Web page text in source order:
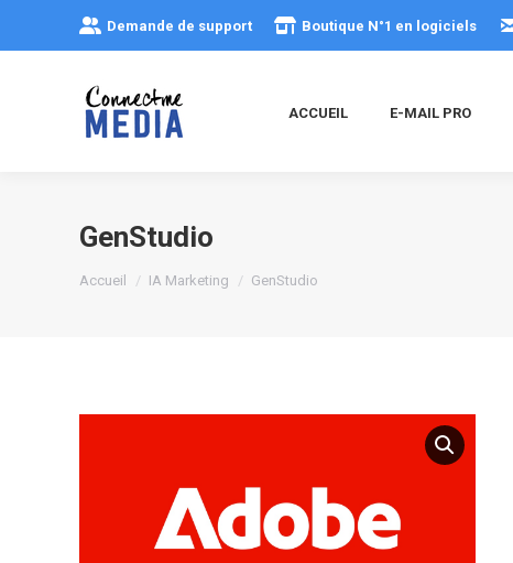
Demande de support Boutique N°1 en logiciels
ACCUEIL E-MAIL PRO
GenStudio
Vous êtes ici :
Accueil IA Marketing GenStudio